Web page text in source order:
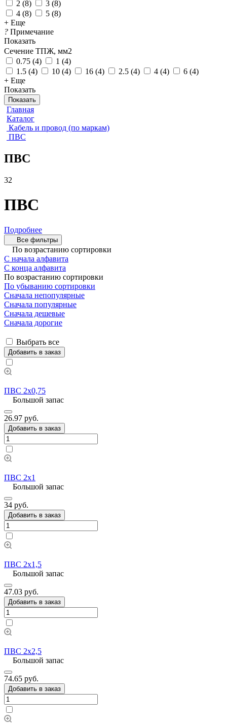
2 (8) 3 (8)
4 (8) 5 (8)
+ Еще
? Примечание
Показать
Сечение ТПЖ, мм2
0.75 (4) 1 (4)
1.5 (4) 10 (4) 16 (4) 2.5 (4) 4 (4) 6 (4)
+ Еще
Показать
Показать
Главная
Каталог
Кабель и провод (по маркам)
ПВС
ПВС
32
ПВС
Подробнее
Все фильтры
По возрастанию сортировки
С начала алфавита
С конца алфавита
По возрастанию сортировки
По убыванию сортировки
Сначала непопулярные
Сначала популярные
Сначала дешевые
Сначала дорогие
Выбрать все
Добавить в заказ
ПВС 2х0,75
Большой запас
26.97 руб.
Добавить в заказ
ПВС 2х1
Большой запас
34 руб.
Добавить в заказ
ПВС 2х1,5
Большой запас
47.03 руб.
Добавить в заказ
ПВС 2х2,5
Большой запас
74.65 руб.
Добавить в заказ